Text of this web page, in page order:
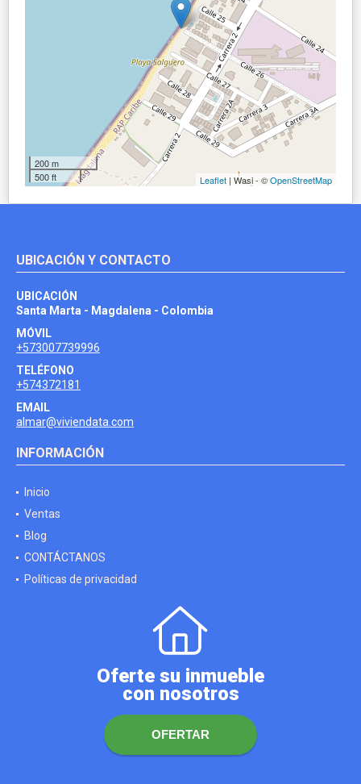
200 m
500 ft
Leaflet | Wasi - ©OpenStreetMap
UBICACIÓN Y CONTACTO
UBICACIÓN
Santa Marta - Magdalena - Colombia
MÓVIL
+573007739996
TELÉFONO
+574372181
EMAIL
almar@viviendata.com
INFORMACIÓN
Inicio
Ventas
Blog
CONTÁCTANOS
Políticas de privacidad
Oferte su inmueble
con nosotros
OFERTAR